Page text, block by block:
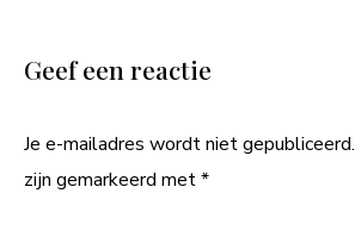
Geef een reactie
Je e-mailadres wordt niet gepubliceerd.
zijn gemarkeerd met*